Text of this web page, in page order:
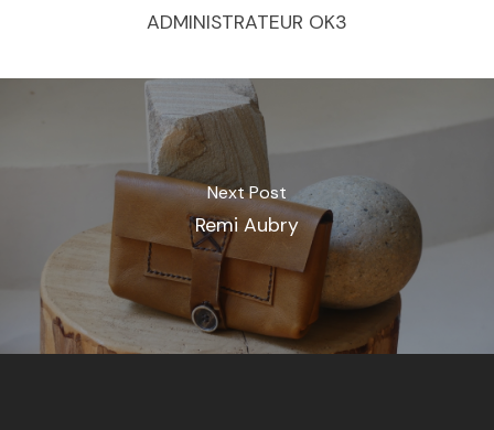
ADMINISTRATEUR OK3
Next Post
Remi Aubry